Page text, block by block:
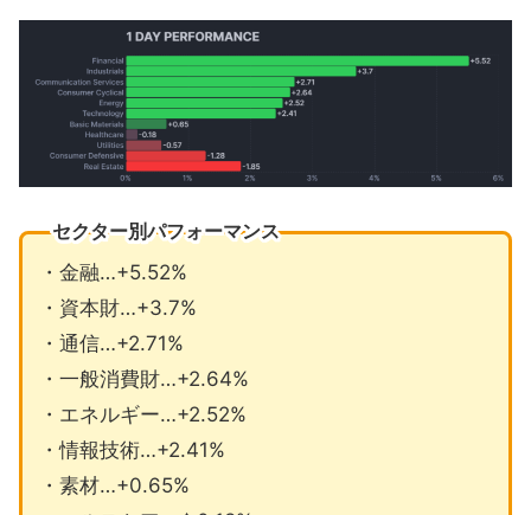
セクター別パフォーマンス
・金融…+5.52%
・資本財…+3.7%
・通信…+2.71%
・一般消費財…+2.64%
・エネルギー…+2.52%
・情報技術…+2.41%
・素材…+0.65%